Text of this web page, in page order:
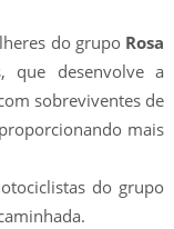
do grupo Rosa
que desenvolve a
sobreviventes de
mais
do grupo